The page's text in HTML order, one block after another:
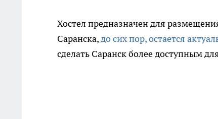
Хостел предназначен для
Саранска,до сих пор, остается
сделать Саранск более доступным